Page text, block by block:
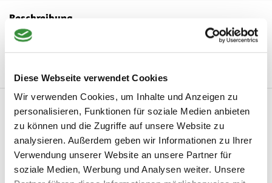
Diese Webseite verwendet Cookies
Wir verwenden Cookies, um Inhalte und Anzeigen zu
personalisieren, Funktionen für soziale Medien anbieten
zu können und die Zugriffe auf unsere Website zu
analysieren. Außerdem geben wir Informationen zu Ihrer
Verwendung unserer Website an unsere Partner für
soziale Medien, Werbung und Analysen weiter. Unsere
Beschreibung
Colle Del Tartufo White Excellence Geschenkset Dieses
Geschenkset ist das ultimative Geschenk für ...
Produktinformation
Artikelnummer Witte Truffel Giftset
Hersteller Colle Del Tartufo
Mehr lesen